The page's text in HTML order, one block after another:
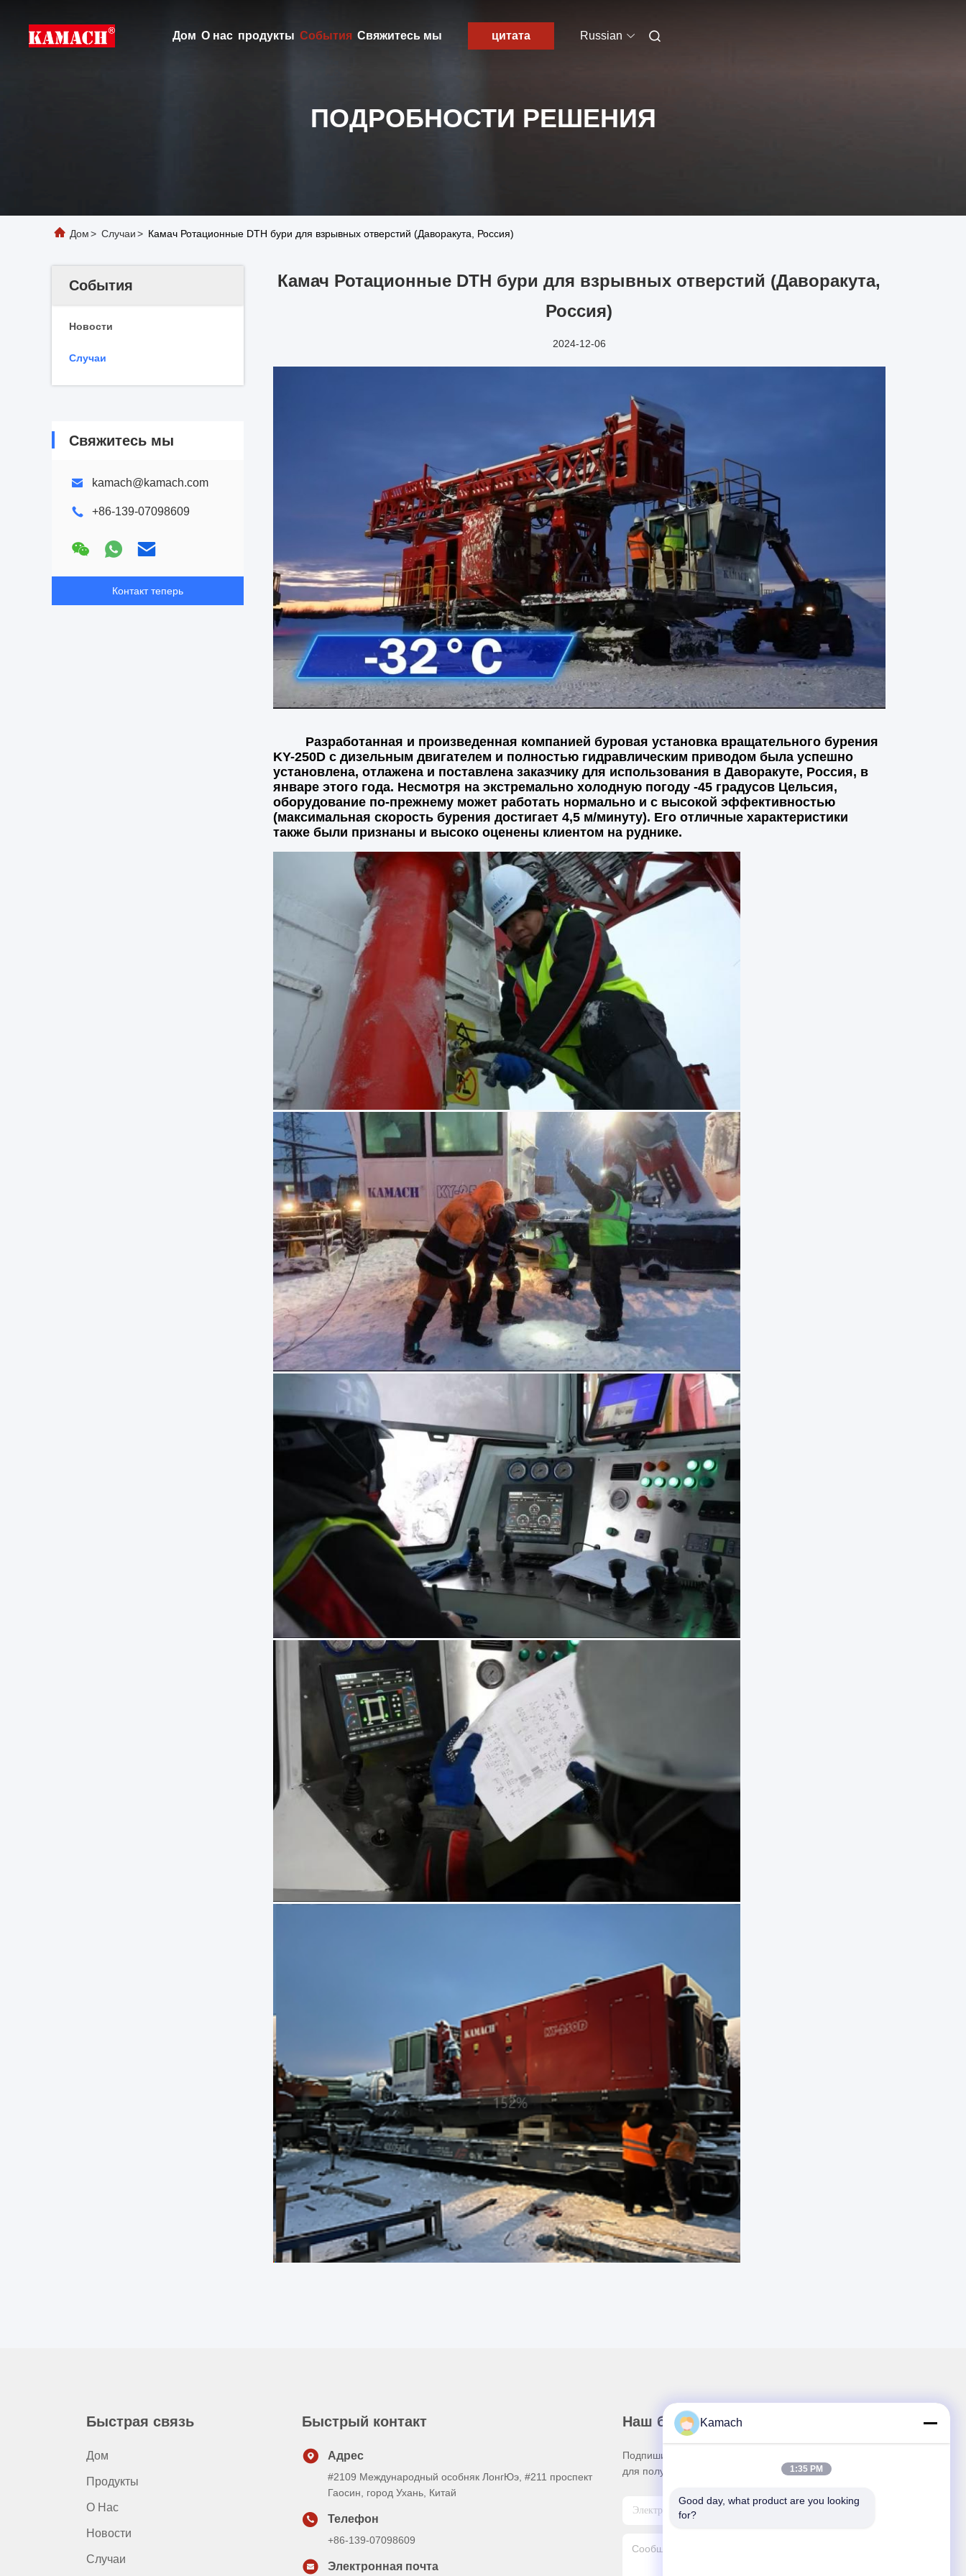
Дом О нас продукты События Свяжитесь мы цитата Russian
ПОДРОБНОСТИ РЕШЕНИЯ
Дом> Случаи> Камач Ротационные DTH бури для взрывных отверстий (Даворакута, Россия)
События
Новости
Случаи
Свяжитесь мы
kamach@kamach.com
+86-139-07098609
Контакт теперь
Камач Ротационные DTH бури для взрывных отверстий (Даворакута,
Россия)
2024-12-06
Разработанная и произведенная компанией буровая установка вращательного бурения
KY-250D с дизельным двигателем и полностью гидравлическим приводом была успешно
установлена, отлажена и поставлена заказчику для использования в Даворакуте, Россия, в
январе этого года. Несмотря на экстремально холодную погоду -45 градусов Цельсия,
оборудование по-прежнему может работать нормально и с высокой эффективностью
(максимальная скорость бурения достигает 4,5 м/минуту). Его отличные характеристики
также были признаны и высоко оценены клиентом на руднике.
Быстрая связь
Дом
Продукты
О Нас
Новости
Случаи
Быстрый контакт
Адрес
#2109 Международный особняк ЛонгЮэ, #211 проспект
Гаосин, город Ухань, Китай
Телефон
+86-139-07098609
Электронная почта
Наш бюллетень
Подпишитесь на нашу информационную рассылку
для получения скидок и прочего.
Kamach
1:35 PM
Good day, what product are you looking
for?